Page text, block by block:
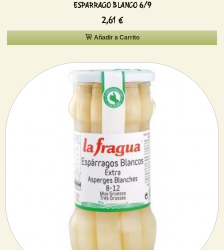
ESPARRAGO BLANCO 6/9
2,61 €
Añadir a Carrito